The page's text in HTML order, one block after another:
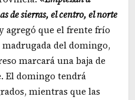
de sierras, el centro, el norte
agregó que el frente frío
del domingo,
marcará una baja de
El domingo tendrá
mientras que las